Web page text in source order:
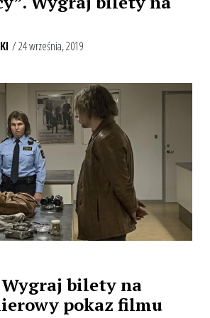
/ 24 września, 2019
Wygraj bilety na
pokaz filmu